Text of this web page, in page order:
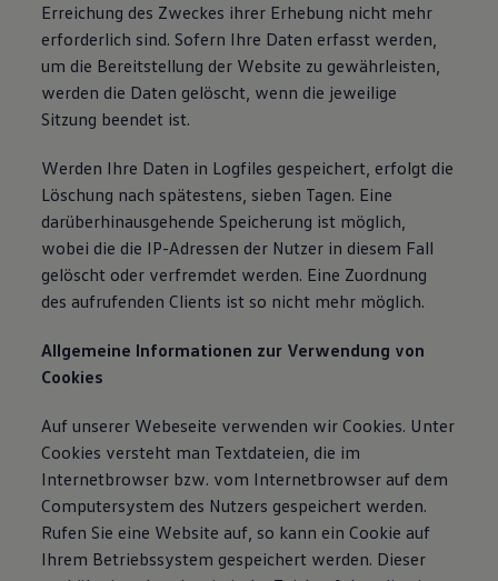
Erreichung des Zweckes ihrer Erhebung nicht mehr
erforderlich sind. Sofern Ihre Daten erfasst werden,
um die Bereitstellung der Website zu gewährleisten,
werden die Daten gelöscht, wenn die jeweilige
Sitzung beendet ist.
Werden Ihre Daten in Logfiles gespeichert, erfolgt die
Löschung nach spätestens, sieben Tagen. Eine
darüberhinausgehende Speicherung ist möglich,
wobei die die IP-Adressen der Nutzer in diesem Fall
gelöscht oder verfremdet werden. Eine Zuordnung
des aufrufenden Clients ist so nicht mehr möglich.
Allgemeine Informationen zur Verwendung von
Cookies
Auf unserer Webeseite verwenden wir Cookies. Unter
Cookies versteht man Textdateien, die im
Internetbrowser bzw. vom Internetbrowser auf dem
Computersystem des Nutzers gespeichert werden.
Rufen Sie eine Website auf, so kann ein Cookie auf
Ihrem Betriebssystem gespeichert werden. Dieser